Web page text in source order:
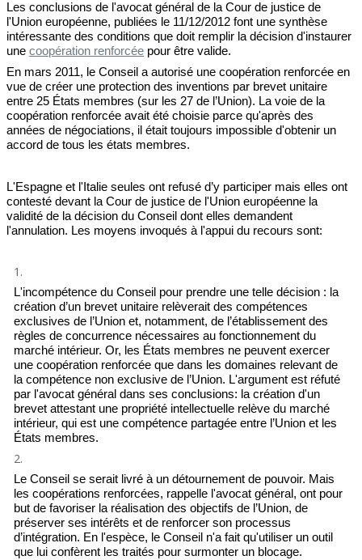
Les conclusions de l'avocat général de la Cour de justice de
l'Union européenne, publiées le 11/12/2012 font une synthèse
intéressante des conditions que doit remplir la décision d'instaurer
unecoopération renforcée pour être valide.
En mars 2011, le Conseila autorisé une coopération renforcée en
vue de créer une protection des inventions par brevet unitaire
entre 25 États membres (sur les 27 de l’Union). La voie de la
coopération renforcée avait été choisie parcequ'après des
années de négociations, il était toujours impossibled'obtenir un
accord de tous les états membres.
L'Espagne et l'Italie seules ont refusé d’y participer mais elles ont
contesté devant la Cour de justice de l'Union européenne la
validité de la décision du Conseil dont elles demandent
l'annulation. Les moyens invoqués à l'appui du recours sont:
L'incompétence du Conseil pour prendre une telle décision : la
création d’un brevet unitaire relèverait des compétences
exclusives de l’Union et, notamment, de l’établissement des
règles de concurrence nécessaires au fonctionnement du
marché intérieur. Or, les États membres ne peuvent exercer
une coopération renforcée que dans les domaines relevant de
la compétence non exclusive de l’Union. L'argument est réfuté
par l'avocat général dans ses conclusions: la création d'un
brevet attestant une propriété intellectuelle relève du marché
intérieur, qui est une compétence partagée entre l’Union et les
États membres.
Le Conseil se serait livré à un détournement de pouvoir. Mais
les coopérations renforcées, rappelle l'avocat général, ont pour
but de favoriser la réalisation des objectifs de l’Union, de
préserver ses intérêts et de renforcer son processus
d’intégration. En l'espèce, le Conseil n'a fait qu'utiliser un outil
que lui confèrent les traités pour surmonter un blocage.